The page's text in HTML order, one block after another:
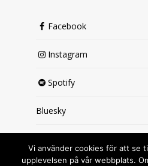
Facebook
Instagram
Spotify
Bluesky
Vi använder cookies för att se
upplevelsen på vår webbplats.